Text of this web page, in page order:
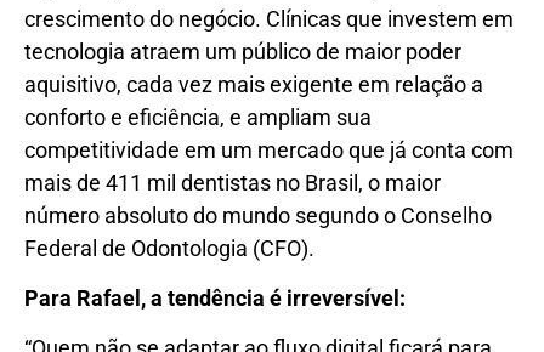
crescimento do negócio. Clínicas que investem em
tecnologia atraem um público de maior poder
aquisitivo, cada vez mais exigente em relação a
conforto e eficiência, e ampliam sua
competitividade em um mercado que já conta com
mais de 411 mil dentistas no Brasil, o maior
número absoluto do mundo segundo o Conselho
Federal de Odontologia (CFO).
Para Rafael, a tendência é irreversível: